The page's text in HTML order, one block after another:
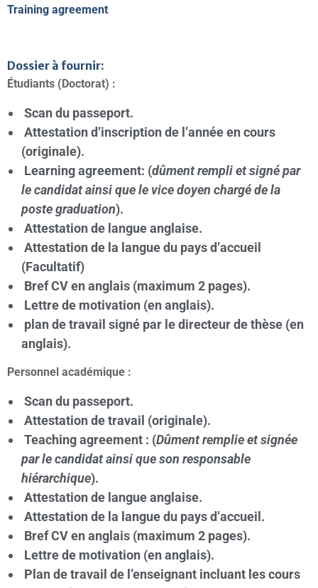
Training agreement
Dossier à fournir:
Étudiants (Doctorat) :
Scan du passeport.
Attestation d’inscription de l’année en cours
(originale).
Learning agreement: (dûment rempli et signé par
le candidat ainsi que le vice doyen chargé de la
poste graduation).
Attestation de langue anglaise.
Attestation de la langue du pays d’accueil
(Facultatif)
Bref CV en anglais (maximum 2 pages).
Lettre de motivation (en anglais).
plan de travail signé par le directeur de thèse (en
anglais).
Personnel académique :
Scan du passeport.
Attestation de travail (originale).
Teaching agreement : (Dûment remplie et signée
par le candidat ainsi que son responsable
hiérarchique).
Attestation de langue anglaise.
Attestation de la langue du pays d’accueil.
Bref CV en anglais (maximum 2 pages).
Lettre de motivation (en anglais).
Plan de travail de l’enseignant incluant les cours